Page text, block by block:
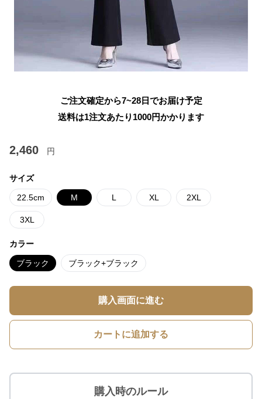
ご注文確定から7~28日でお届け予定
送料は1注文あたり 1000円かかります
2,460 円
サイズ
22.5cm M L XL 2XL
3XL
カラー
ブラック ブラック+ブラック
購入画面に進む
カートに追加する
購入時のルール